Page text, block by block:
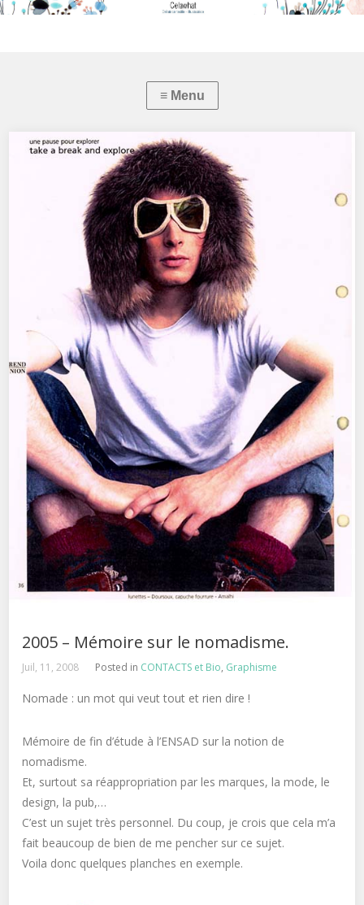
2005 – Mémoire sur le nomadisme.
Juil, 11, 2008 Posted in CONTACTS et Bio, Graphisme
Nomade : un mot qui veut tout et rien dire !
Mémoire de fin d’étude à l’ENSAD sur la notion de
nomadisme.
Et, surtout sa réappropriation par les marques, la mode, le
design, la pub,…
C’est un sujet très personnel. Du coup, je crois que cela m’a
fait beaucoup de bien de me pencher sur ce sujet.
Voila donc quelques planches en exemple.